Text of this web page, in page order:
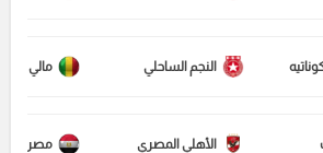
النجم الساحلي مالي
الأهلي المصري مصر